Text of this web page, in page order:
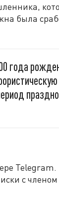
была
года
с членом